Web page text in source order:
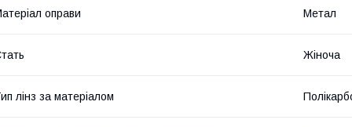
оправи Метал
Жіноча
лінз за матеріалом